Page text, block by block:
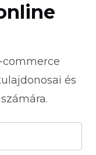
commerce
és